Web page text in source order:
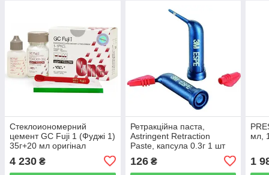
Стеклоиономерний
цемент GC Fuji 1 (Фуджі 1)
35г+20 мл оригінал
4 230 ₴
Ретракційна паста,
Astringent Retraction
Paste, капсула 0.3г 1 шт
126₴
мл,
1